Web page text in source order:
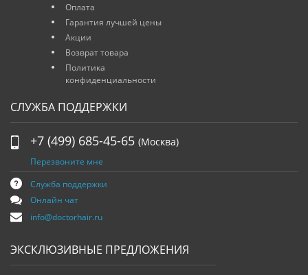
Оплата
Гарантия лучшей цены
Акции
Возврат товара
Политика
конфиденциальности
СЛУЖБА ПОДДЕРЖКИ
+7 (499) 685-45-65 (Москва)
Перезвоните мне
Служба поддержки
Онлайн чат
info@doctorhair.ru
ЭКСКЛЮЗИВНЫЕ ПРЕДЛОЖЕНИЯ